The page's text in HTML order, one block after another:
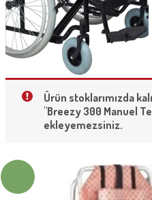
Ürün stoklarımızda
"Breezy 300 Manuel
ekleyemezsiniz.